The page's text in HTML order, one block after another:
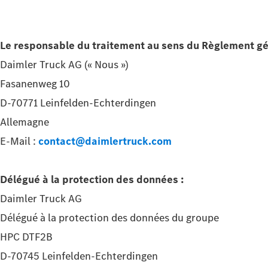
Le responsable du traitement au sens du Règlement
Daimler Truck AG (« Nous »)
Fasanenweg 10
D-70771 Leinfelden-Echterdingen
Allemagne
E-Mail : contact@daimlertruck.com
Délégué à la protection des données :
Daimler Truck AG
Délégué à la protection des données du groupe
HPC DTF2B
D-70745 Leinfelden-Echterdingen